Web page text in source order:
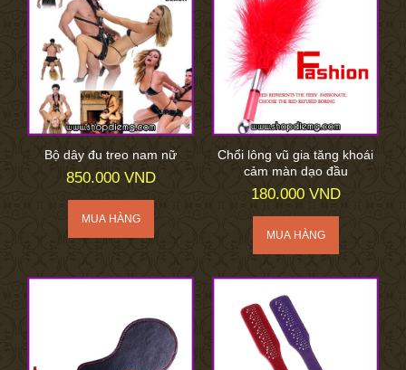
Bộ dây đu treo nam nữ
850.000 VND
Chổi lông vũ gia tăng khoái
cảm màn dạo đầu
180.000 VND